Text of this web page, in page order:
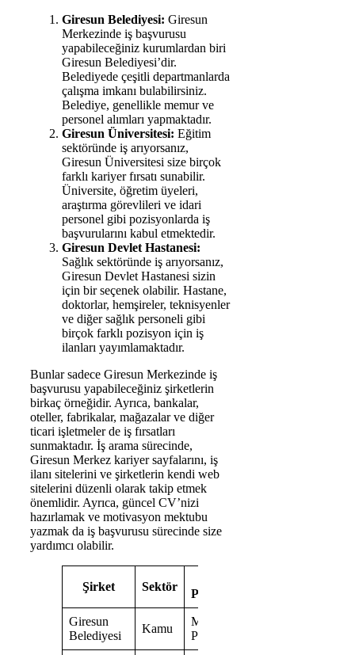
Giresun Belediyesi: Giresun
Merkezinde iş başvurusu
yapabileceğiniz kurumlardan biri
Giresun Belediyesi’dir.
Belediyede çeşitli departmanlarda
çalışma imkanı bulabilirsiniz.
Belediye, genellikle memur ve
personel alımları yapmaktadır.
Giresun Üniversitesi: Eğitim
sektöründe iş arıyorsanız,
Giresun Üniversitesi size birçok
farklı kariyer fırsatı sunabilir.
Üniversite, öğretim üyeleri,
araştırma görevlileri ve idari
personel gibi pozisyonlarda iş
başvurularını kabul etmektedir.
Giresun Devlet Hastanesi:
Sağlık sektöründe iş arıyorsanız,
Giresun Devlet Hastanesi sizin
için bir seçenek olabilir. Hastane,
doktorlar, hemşireler, teknisyenler
ve diğer sağlık personeli gibi
birçok farklı pozisyon için iş
ilanları yayımlamaktadır.
Bunlar sadece Giresun Merkezinde iş
başvurusu yapabileceğiniz şirketlerin
birkaç örneğidir. Ayrıca, bankalar,
oteller, fabrikalar, mağazalar ve diğer
ticari işletmeler de iş fırsatları
sunmaktadır. İş arama sürecinde,
Giresun Merkez kariyer sayfalarını, iş
ilanı sitelerini ve şirketlerin kendi web
sitelerini düzenli olarak takip etmek
önemlidir. Ayrıca, güncel CV’nizi
hazırlamak ve motivasyon mektubu
yazmak da iş başvurusu sürecinde size
yardımcı olabilir.
Şirket Sektör
Pozisyonları
Giresun
Belediyesi
Kamu
Memur,
Personel